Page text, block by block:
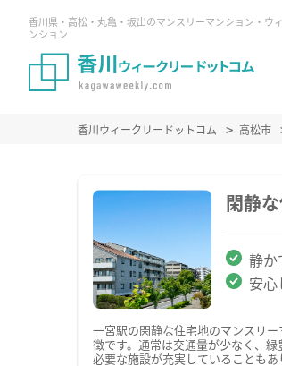
香川県・高松・丸亀・坂出のマンスリーマンション・ウ
ンション
香川ウィークリードットコム 高松市
閑静
静か
安
一宮駅の閑静な住宅地のマンスリ
徴です。通常は交通量が少なく、
必要な施設が充実していることもあ